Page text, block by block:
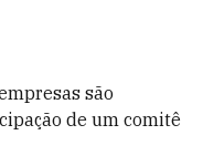
são
de um comitê